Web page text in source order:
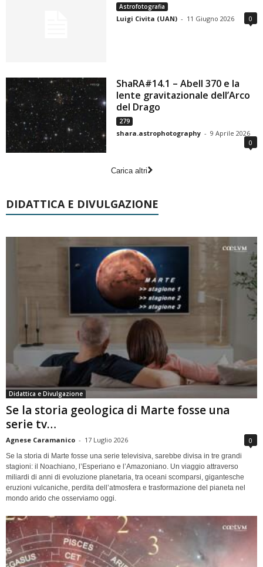
Astrofotografia
Luigi Civita (UAN) - 11 Giugno 2026 0
ShaRA#14.1 – Abell 370 e la
lente gravitazionale dell’Arco
del Drago
279
shara.astrophotography - 9 Aprile 2026
0
Carica altri
DIDATTICA E DIVULGAZIONE
Didattica e Divulgazione
Se la storia geologica di Marte fosse una
serie tv…
Agnese Caramanico - 17 Luglio 2026 0
Se la storia di Marte fosse una serie televisiva, sarebbe divisa in tre grandi
stagioni: il Noachiano, l’Esperiano e l’Amazoniano. Un viaggio attraverso
miliardi di anni di evoluzione planetaria, tra oceani scomparsi, gigantesche
eruzioni vulcaniche, perdita dell’atmosfera e trasformazione del pianeta nel
mondo arido che osserviamo oggi.